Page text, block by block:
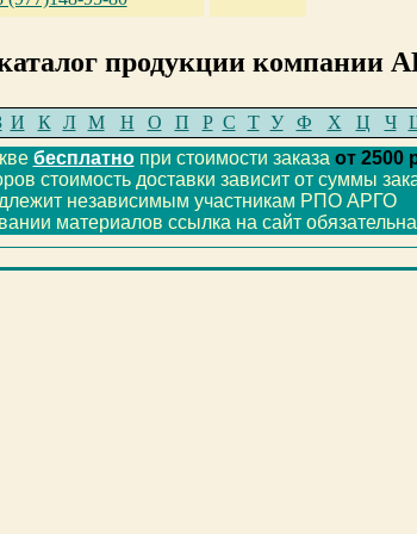
продукции компании
И К Л М Н О П Р С Т У Ф Х Ц Ч
бесплатнопри стоимости заказа от 2500
стоимость доставки зависит от суммы
независимым участникам РПО АРГО
материалов ссылка на сайт обязательна